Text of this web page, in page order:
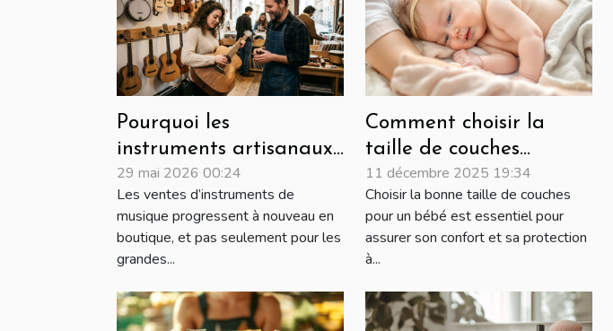
Pourquoi les
instruments artisanaux
connaissent un regain
en boutique physique
29 mai 2026 00:24
Les ventes d’instruments de
musique progressent à nouveau en
boutique, et pas seulement pour les
grandes...
Comment choisir la
taille de couches
adaptée à chaque
phase de croissance de
votre bébé?
11 décembre 2025 19:34
Choisir la bonne taille de couches
pour un bébé est essentiel pour
assurer son confort et sa protection
à...